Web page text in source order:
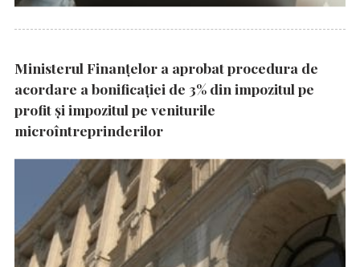
Ministerul Finanțelor a aprobat procedura de
acordare a bonificației de 3% din impozitul pe
profit și impozitul pe veniturile
microîntreprinderilor